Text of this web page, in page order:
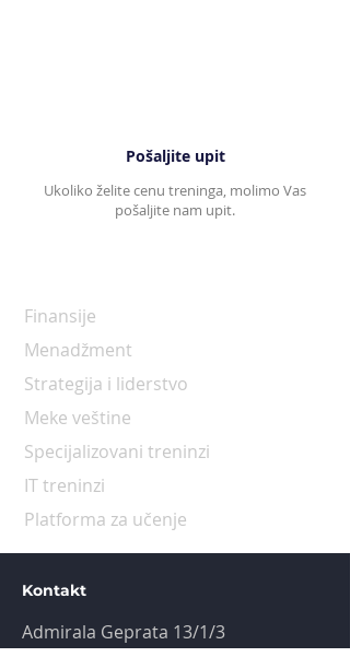
Pošaljite upit
Ukoliko želite cenu treninga, molimo Vas
pošaljite nam upit.
Finansije
Menadžment
Strategija i liderstvo
Meke veštine
Specijalizovani treninzi
IT treninzi
Platforma za učenje
Kontakt
Admirala Geprata 13/1/3